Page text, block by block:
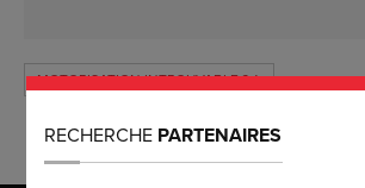
MOTORISATION INTROUVABLE ?
RECHERCHE PARTENAIRES